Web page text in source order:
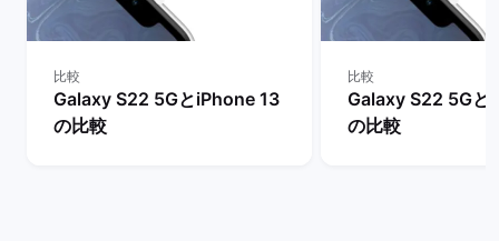
比較
Galaxy S22 5GとiPhone 13
の比較
比較
Galaxy S22 5Gと
の比較